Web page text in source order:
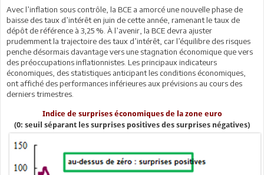
Avec l’inflation sous contrôle, la BCE a amorcé une nouvelle phase de
baisse des taux d’intérêt en juin de cette année, ramenant le taux de
dépôt de référence à 3,25 %. À l’avenir, la BCE devra ajuster
prudemment la trajectoire des taux d’intérêt, car l’équilibre des risques
penche désormais davantage vers une stagnation économique que vers
des préoccupations inflationnistes. Les principaux indicateurs
économiques, des statistiques anticipant les conditions économiques,
ont affiché des performances inférieures aux prévisions au cours des
derniers trimestres.
Indice de surprises économiques de la zone euro
(0: seuil séparant les surprises positives des surprises négatives)